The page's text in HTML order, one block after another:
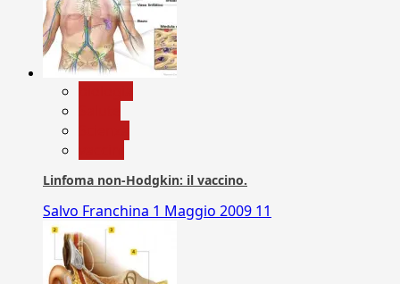
Linfoma non-Hodgkin: il vaccino.
Salvo Franchina 1 Maggio 2009 11